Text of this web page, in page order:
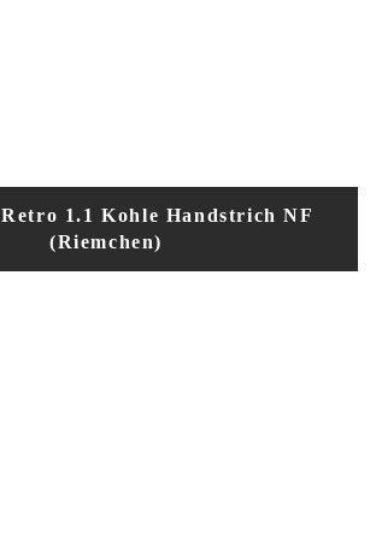
1.1 Kohle Handstrich NF
(Riemchen)